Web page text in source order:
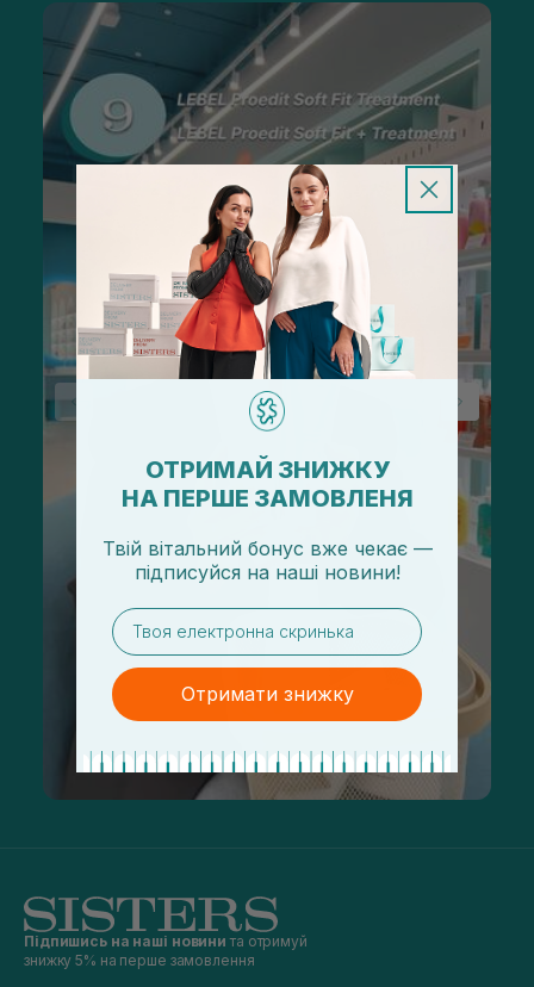
Підпишись на наші новини та отримуй
знижку 5% на перше замовлення
ОТРИМАЙ ЗНИЖКУ
НА ПЕРШЕ ЗАМОВЛЕНЯ
Твій вітальний бонус вже чекає —
підписуйся на наші новини!
email
Отримати знижку